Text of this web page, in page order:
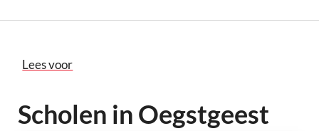
Lees voor
Scholen in Oegstgeest